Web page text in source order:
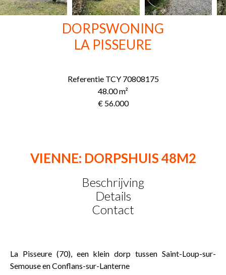
DORPSWONING
LA PISSEURE
ReferentieTCY 70808175
48.00m²
€ 56.000
VIENNE: DORPSHUIS 48M2
Beschrijving
Details
Contact
La Pisseure (70), een klein dorp tussen Saint-Loup-sur-
Semouse en Conflans-sur-Lanterne